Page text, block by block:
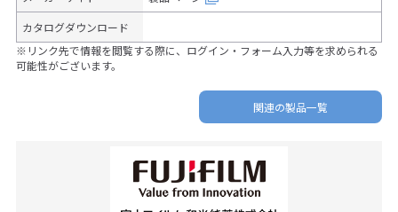
カタログダウンロード
※リンク先で情報を閲覧する際に、ログイン・フォーム入力等を求められる
可能性がございます。
関連の製品一覧